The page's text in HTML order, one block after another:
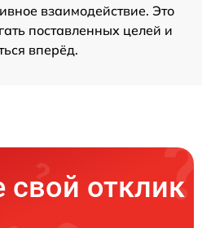
взаимодействие. Это
поставленных целей и
вперёд.
свой отклик